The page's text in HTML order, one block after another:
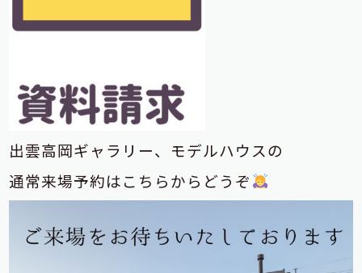
出雲高岡ギャラリー、モデルハウスの
通常来場予約はこちらからどうぞ